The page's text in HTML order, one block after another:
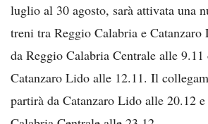
luglio al 30 agosto, sarà attivata una
treni tra Reggio Calabria e Catanzaro
da Reggio Calabria Centrale alle 9.11
Catanzaro Lido alle 12.11. Il
partirà da Catanzaro Lido alle 20.12